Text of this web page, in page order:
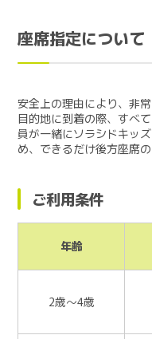
座席指定について
安全上の理由により、非
目的地に到着の際、すべ
員が一緒にソラシドキッ
め、できるだけ後方座席
ご利用条件
年齢
2歳～4歳